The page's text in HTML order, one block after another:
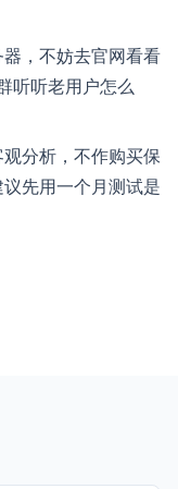
，不妨去官网看看
听听老用户怎么
分析，不作购买保
先用一个月测试是